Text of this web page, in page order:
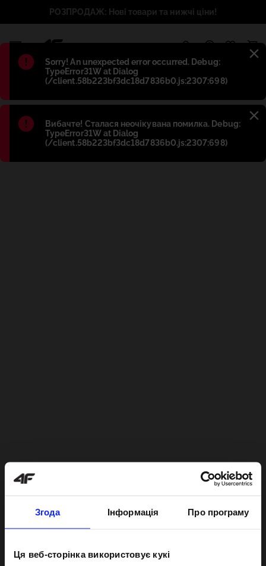
Згода Інформація Про програму
Ця веб-сторінка використовує кукі
Błąd:
Sorry! An unexpected error occurred. Debug:
TypeError31W at Dialog
(/client.58b223bf3dc18d7836b0.js:2307:698)
Błąd:
Вибачте! Сталася неочікувана помилка. Debug:
TypeError31W at Dialog
(/client.58b223bf3dc18d7836b0.js:2307:698)
РОЗПРОДАЖ: Нові товари та нижчі ціни!